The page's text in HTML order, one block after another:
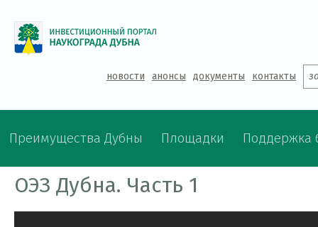
новости анонсы документы контакты
Преимущества Дубны Площадки Поддержка
ОЭЗ Дубна. Часть 1